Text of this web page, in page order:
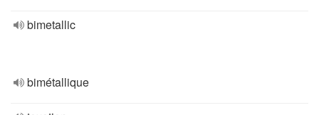
bimetallic
bimétallique